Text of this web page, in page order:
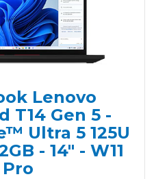
Lenovo
T14 Gen 5 -
Ultra 5 125U
- 14" - W11
Pro